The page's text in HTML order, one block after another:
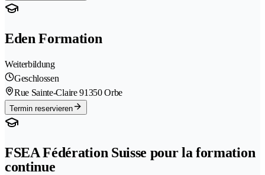
Eden Formation
Weiterbildung
Geschlossen
Rue Sainte-Claire 91350 Orbe
Termin reservieren
FSEA Fédération Suisse pour la formation
continue